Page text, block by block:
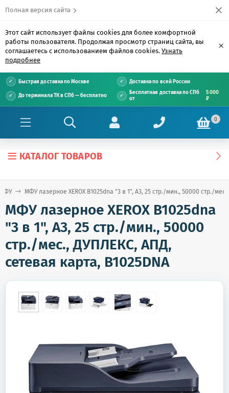
Полная версия сайта
Этот сайт использует файлы cookies для более комфортной
работы пользователя. Продолжая просмотр страниц сайта, вы
соглашаетесь с использованием файлов cookies. Узнать
подробнее
×
Быстрая доставка по Москве Доставка по всей России
До терминала ТК в СПб — бесплатно
Бесплатная доставка по СПб
от
5 000
₽
0
КАТАЛОГ ТОВАРОВ
МФУ лазерное XEROX B1025dnа "3 в 1", А3, 25 стр./мин., 50000 стр./
МФУ лазерное XEROX B1025dnа
"3 в 1", А3, 25 стр./мин., 50000
стр./мес., ДУПЛЕКС, АПД,
сетевая карта, B1025DNA